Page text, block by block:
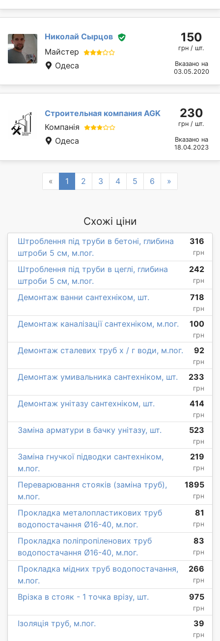
Николай Cырцов
Майстер
Одеса
150
грн / шт.
Вказано на
03.05.2020
Строительная компания AGK
Компанія
Одеса
230
грн / шт.
Вказано на
18.04.2023
« Previous
1 2 3 4 5 6 »
Схожі ціни
Штроблення під труби в бетоні, глибина
штроби 5 см, м.пог.
316
грн
Штроблення під труби в цеглі, глибина
штроби 5 см, м.пог.
242
грн
Демонтаж ванни сантехніком, шт. 718
грн
Демонтаж каналізації сантехніком, м.пог. 100
грн
Демонтаж сталевих труб х / г води, м.пог. 92
грн
Демонтаж умивальника сантехніком, шт. 233
грн
Демонтаж унітазу сантехніком, шт. 414
грн
Заміна арматури в бачку унітазу, шт. 523
грн
Заміна гнучкої підводки сантехніком,
м.пог.
219
грн
Переварювання стояків (заміна труб),
м.пог.
1895
грн
Прокладка металопластикових труб
водопостачання Ø16-40, м.пог.
81
грн
Прокладка поліпропіленових труб
водопостачання Ø16-40, м.пог.
83
грн
Прокладка мідних труб водопостачання,
м.пог.
266
грн
Врізка в стояк - 1 точка врізу, шт. 975
грн
Ізоляція труб, м.пог. 39
грн